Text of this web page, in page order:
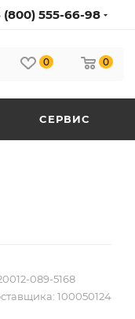
(800) 555-66-98
0 0
СЕРВИС
089-5168
100050124